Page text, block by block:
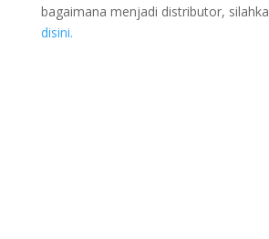
bagaimana menjadi distributor,
disini.